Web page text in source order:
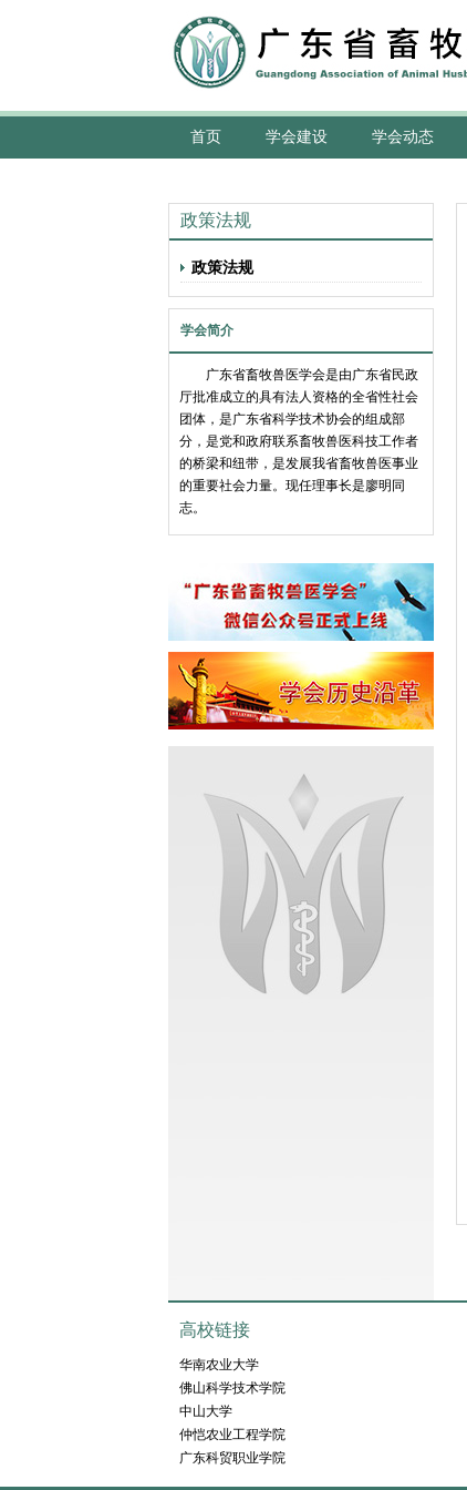
首页 学会建设 学会动态
政策法规
政策法规
学会简介
广东省畜牧兽医学会是由广东省民政
厅批准成立的具有法人资格的全省性社会
团体，是广东省科学技术协会的组成部
分，是党和政府联系畜牧兽医科技工作者
的桥梁和纽带，是发展我省畜牧兽医事业
的重要社会力量。现任理事长是廖明同
志。
高校链接
华南农业大学
佛山科学技术学院
中山大学
仲恺农业工程学院
广东科贸职业学院